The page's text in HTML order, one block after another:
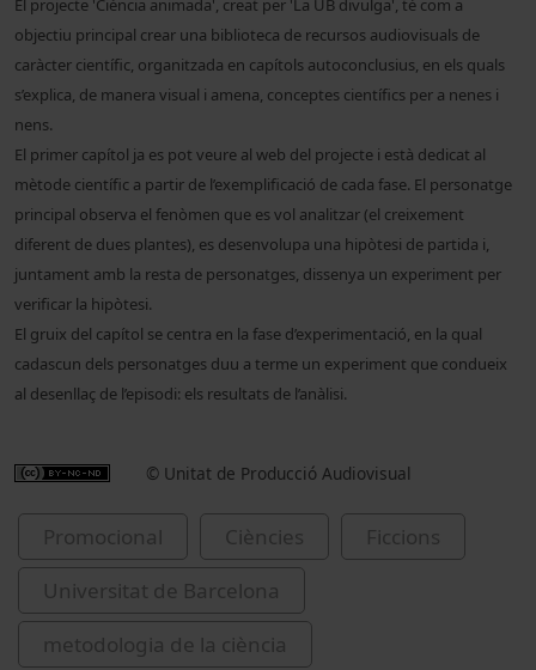
El projecte 'Ciència animada', creat per 'La UB divulga', té com a
objectiu principal crear una biblioteca de recursos audiovisuals de
caràcter científic, organitzada en capítols autoconclusius, en els quals
s’explica, de manera visual i amena, conceptes científics per a nenes i
nens.
El primer capítol ja es pot veure al web del projecte i està dedicat al
mètode científic a partir de l’exemplificació de cada fase. El personatge
principal observa el fenòmen que es vol analitzar (el creixement
diferent de dues plantes), es desenvolupa una hipòtesi de partida i,
juntament amb la resta de personatges, dissenya un experiment per
verificar la hipòtesi.
El gruix del capítol se centra en la fase d’experimentació, en la qual
cadascun dels personatges duu a terme un experiment que condueix
al desenllaç de l’episodi: els resultats de l’anàlisi.
© Unitat de Producció Audiovisual
Promocional Ciències
Ficcions
Universitat de Barcelona
metodologia de la ciència